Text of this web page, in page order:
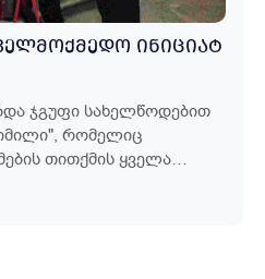
ᲘᲜᲘᲪᲘᲐᲢ
Ჯგუფი Სახელწოდებით
Რომელიც
Თითქმის Ყველა
Მისი Საქმიანობა
Საგანმანათლებლო